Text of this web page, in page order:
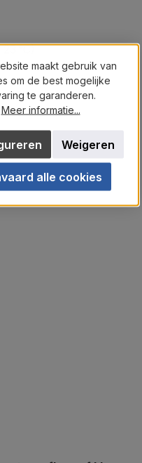
°C)
maakt gebruik van
om de best mogelijke
te garanderen.
Meer informatie...
Weigeren
alle cookies